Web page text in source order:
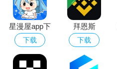
漫画台 ★★★★★
哔哩哔哩漫画 ★★★★★
快看漫画 ★★★★☆
星漫屋app下
载安装最新版
本免费
下载
拜恩斯
(Binance)App
下载